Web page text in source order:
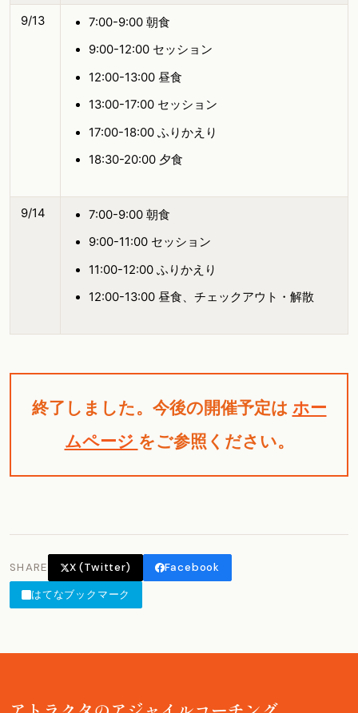
9/13
7:00-9:00 朝食
9:00-12:00 セッション
12:00-13:00 昼食
13:00-17:00 セッション
17:00-18:00 ふりかえり
18:30-20:00 夕食
9/14
7:00-9:00 朝食
9:00-11:00 セッション
11:00-12:00 ふりかえり
12:00-13:00 昼食、チェックアウト・解散
終了しました。今後の開催予定は ホー
ムページ をご参照ください。
SHARE X (Twitter)
Facebook
はてなブックマーク